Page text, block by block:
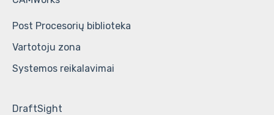
Post Procesorių biblioteka
Vartotoju zona
Systemos reikalavimai
DraftSight